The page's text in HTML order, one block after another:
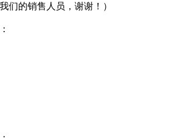
们的销售人员，谢谢！）